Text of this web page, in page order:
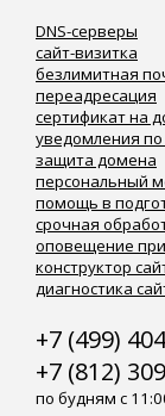
DNS-серверы
сайт-визитка
безлимитная
переадресация
сертификат на
уведомления по
защита домена
персональный
помощь в
срочная
оповещение
конструктор
диагностика
+7 (499)
+7 (812)
по будням с